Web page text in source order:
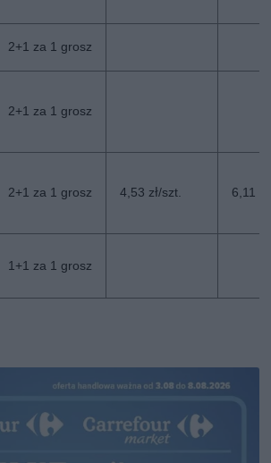
2+1 za 1 grosz
2+1 za 1 grosz
2+1 za 1 grosz 4,53 zł/szt. 6,11
1+1 za 1 grosz